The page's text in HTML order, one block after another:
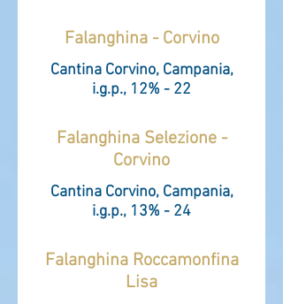
Falanghina - Corvino
Cantina Corvino, Campania,
i.g.p., 12% - 22
Falanghina Selezione -
Corvino
Cantina Corvino, Campania,
i.g.p., 13% - 24
Falanghina Roccamonfina
Lisa